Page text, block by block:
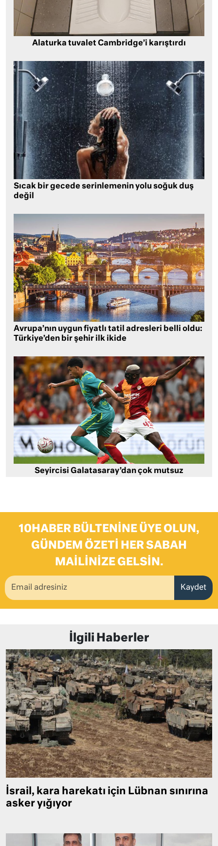
Alaturka tuvalet Cambridge’i karıştırdı
Sıcak bir gecede serinlemenin yolu soğuk duş
değil
Avrupa’nın uygun fiyatlı tatil adresleri belli oldu:
Türkiye’den bir şehir ilk ikide
Seyircisi Galatasaray’dan çok mutsuz
10HABER BÜLTENINE ÜYE OLUN,
GÜNDEM ÖZETI HER SABAH
MAILINIZE GELSIN.
Kaydet
İlgili Haberler
İsrail, kara harekatı için Lübnan sınırına
asker yığıyor